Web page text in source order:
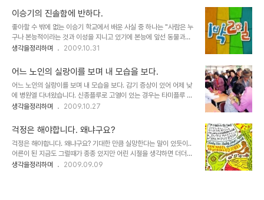
수의 민초들을 옭아매는 방..
이미 보신 분들의 경우는 지겹도록 보셨을텐데요.. -.-; ■ 상기 초등
학교 2학년 바른생활 시험 19번 문제의 답 2번 ■ 답 해설 교통사고를
당했을 때 112에 신고하면 경찰이 교통사고의 정도를 판단하여 119는
자동으로 신고 접수가 되기 때문. 왜인지 원인은 알 수 없으나, 위 시험
문제에 대해 자꾸 생각이 났습니다. 아마도 본질에 대한 고민 때문이
만들었고,..
이승기의 진솔함에 반하다.
좋아할 수 밖에 없는 이승기 학교에서 배운 사실 중 하나는 "사람은 누
구나 본능적이라는 것과 이성을 지니고 있기에 본능에 앞선 동물과는
차별된다는 것"입니다. 실제 그것은 우리가 살아가면서 익히 경험하
이 갖는 이성이 본능을 억제하려 한다는 것을저 뿐만아니라 많은 사람
들이 경험합니다. -물론 이것이 정말 그런건지, 아니면 배움에 의해 체
득된 것인지 저는 답을 알지 못합니다. 예를 굳이 든다면 인도의 늑대
소년 등... 배움없이 자란 인간의 모습에서 이성이라고 하는 것을 찾기
어려웠다는 이야기들 때문에라도... 나쁘게 표현하자면 주입 또는 세
암튼 잘 모르겠습니다. ..
생각을정리하며 2009.10.31
어느 노인의 실랑이를 보며 내 모습을 보다.
어느 노인의 실랑이를 보며 내 모습을 보다. 감기 증상이 있어 어제 낮
에 병원엘 다녀왔습니다. 신종플루로 고열이 있는 경우는 타미플루 처
방을 하라는 정부의 지침이 있다고 해서인지 사람들이 많았습니다. 그
예방주사 접종을 한다고 해서 할아버지 할머니 분들도 무척 많으시더
군요. ▲ 위 사진은 본 글과 관계가 없습니다. 이미치출처: 영양인터넷
뉴스 추출 편집 게재 그런데, 이 예방주사가 지역 마다 한정적으로 지
역 거주자를 접종을 한다는 것에서 어느 할아버지 한 분과 간호사간에
실랑이가 벌어지기 시작했습니다. 요는, 그 할아버지가 타 지역에서 오
생각을정리하며 2009.10.27
걱정은 해야합니다. 왜냐구요?
걱정은 해야합니다. 왜냐구요? 기대한 만큼 실망한다는 말이 있듯이..
어른이 된 지금도 그럴때가 종종 있지만 어린 시절을 생각하면 더더욱
그런 기억이 많습니다. 어린 시절에도 그 이전의 경험에 비추어 스스로
생각을정리하며 2009.09.09